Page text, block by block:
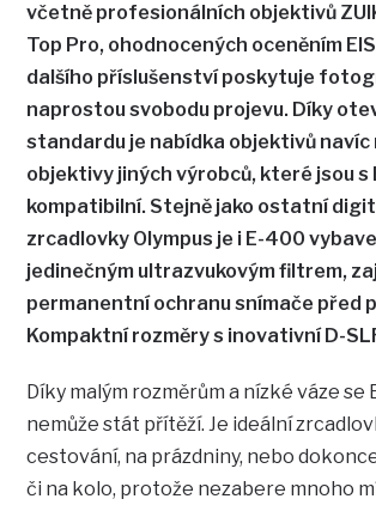
včetně profesionálních objektivů
Top Pro, ohodnocených oceněním
dalšího příslušenství poskytuje
naprostou svobodu projevu. Díky
standardu je nabídka objektivů navíc
objektivy jiných výrobců, které jsou s
kompatibilní. Stejně jako ostatní
zrcadlovky Olympus je i E-400
jedinečným ultrazvukovým filtrem,
permanentní ochranu snímače před
Kompaktní rozměry s inovativní D-
Díky malým rozměrům a nízké váze se
nemůže stát přítěží. Je ideální
cestování, na prázdniny, nebo
či na kolo, protože nezabere mnoho